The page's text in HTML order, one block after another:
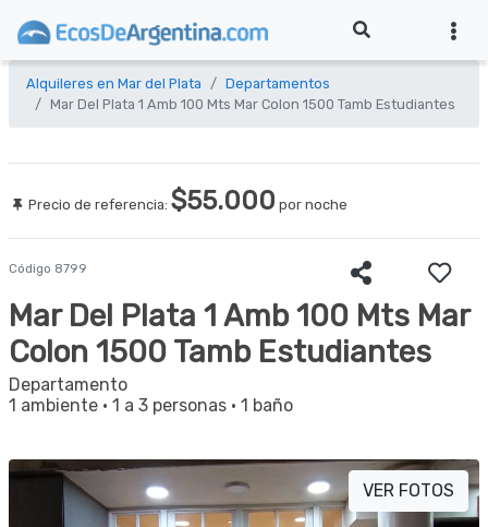
Alquileres en Mar del Plata
Departamentos
Mar Del Plata 1 Amb 100 Mts Mar Colon 1500 Tamb Estudiantes
Precio de referencia: $55.000 por noche
Código 8799
Mar Del Plata 1 Amb 100 Mts Mar
Colon 1500 Tamb Estudiantes
Departamento
1 ambiente · 1 a 3 personas · 1 baño
VER FOTOS